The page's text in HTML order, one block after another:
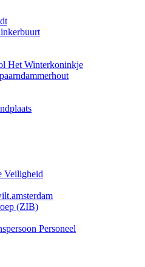
Het Winterkoninkje
Veiligheid
(ZIB)
Personeel